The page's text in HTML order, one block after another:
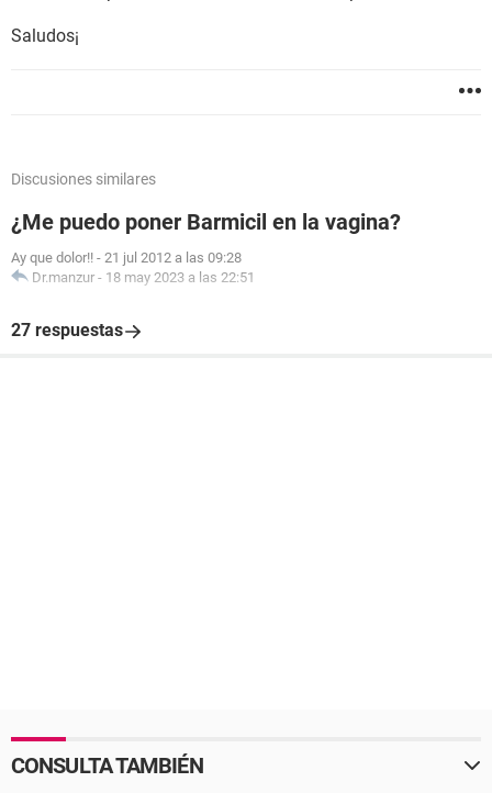
Saludos¡
Discusiones similares
¿Me puedo poner Barmicil en la vagina?
Ay que dolor!! - 21 jul 2012 a las 09:28
Dr.manzur - 18 may 2023 a las 22:51
27 respuestas
CONSULTA TAMBIÉN